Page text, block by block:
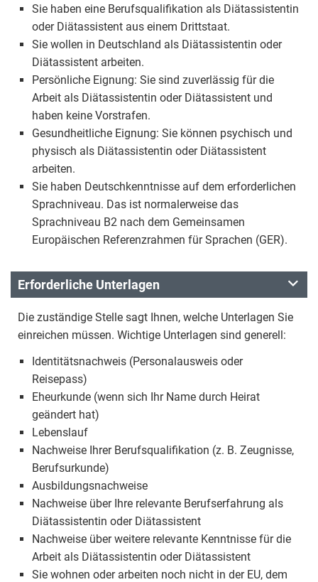
Sie haben eine Berufsqualifikation als Diätassistentin
oder Diätassistent aus einem Drittstaat.
Sie wollen in Deutschland als Diätassistentin oder
Diätassistent arbeiten.
Persönliche Eignung: Sie sind zuverlässig für die
Arbeit als Diätassistentin oder Diätassistent und
haben keine Vorstrafen.
Gesundheitliche Eignung: Sie können psychisch und
physisch als Diätassistentin oder Diätassistent
arbeiten.
Sie haben Deutschkenntnisse auf dem erforderlichen
Sprachniveau. Das ist normalerweise das
Sprachniveau B2 nach dem Gemeinsamen
Europäischen Referenzrahmen für Sprachen (GER).
Erforderliche Unterlagen
Die zuständige Stelle sagt Ihnen, welche Unterlagen Sie
einreichen müssen. Wichtige Unterlagen sind generell:
Identitätsnachweis (Personalausweis oder
Reisepass)
Eheurkunde (wenn sich Ihr Name durch Heirat
geändert hat)
Lebenslauf
Nachweise Ihrer Berufsqualifikation (z. B. Zeugnisse,
Berufsurkunde)
Ausbildungsnachweise
Nachweise über Ihre relevante Berufserfahrung als
Diätassistentin oder Diätassistent
Nachweise über weitere relevante Kenntnisse für die
Arbeit als Diätassistentin oder Diätassistent
Sie wohnen oder arbeiten noch nicht in der EU, dem